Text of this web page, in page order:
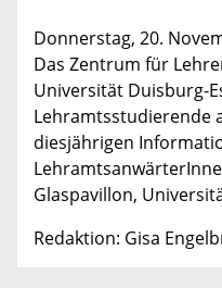
Donnerstag, 20.
Das Zentrum für
Universität Duisburg-
Lehramtsstudierende
diesjährigen
Glaspavillon,
Redaktion: Gisa